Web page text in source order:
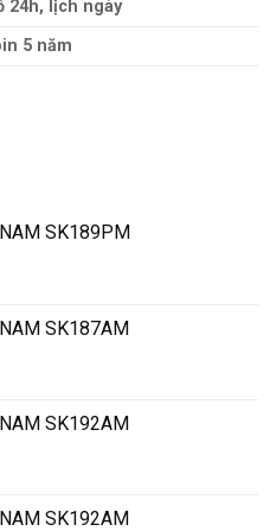
24h, lịch ngày
5 năm
SK189PM
SK187AM
SK192AM
SK192AM